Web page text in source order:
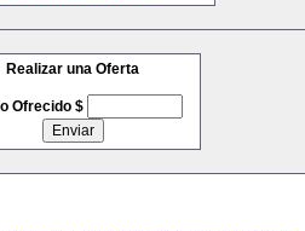
Realizar una Oferta
Ofrecido $